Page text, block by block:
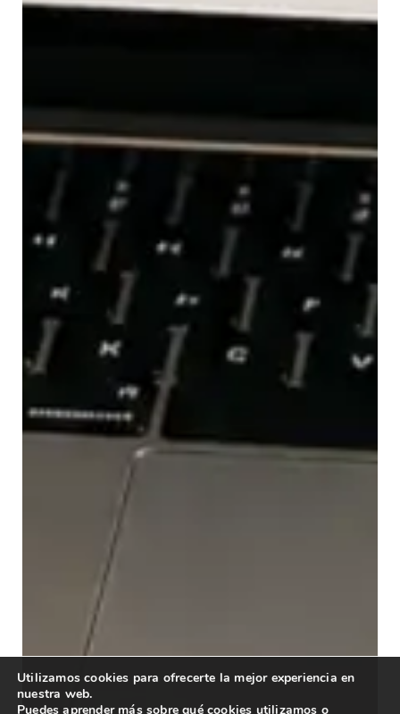
Utilizamos cookies para ofrecerte la mejor experiencia en
nuestra web.
Puedes aprender más sobre qué cookies utilizamos o